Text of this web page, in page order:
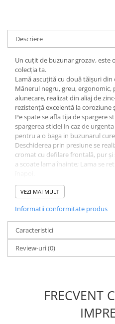
Viori
Descriere
Un cuțit de buzunar grozav, este
colecția ta.
Lamă ascuțită cu două tăișuri din
Mânerul negru, greu,
alunecare, realizat din aliaj de
rezistență excelentă la coroziune
Pe spate se afla tija de spargere
spargerea sticlei in caz de
pentru a o baga in buzunarul
Deschiderea prin presiune se
cromat cu defilare frontală, pur
a scoate lama înainte; Lama se
pentru curea pe spate. Un cuțit
Detalii tehnice:
Lungime: 23 cm
Lungime lama: 9.5 cm
Latime lama: 2.2 cm
Latime maner: 3 cm
Material maner: metal
Greutate: 230 g
VEZI MAI MULT
Informatii conformitate produs
Caracteristici
Review-uri(0)
FRECVENT